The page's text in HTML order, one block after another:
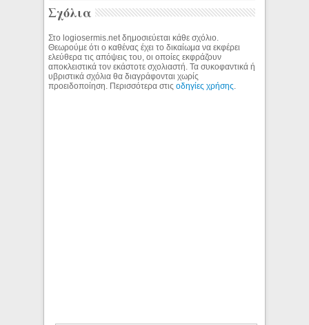
Σχόλια
Στο logiosermis.net δημοσιεύεται κάθε σχόλιο.
Θεωρούμε ότι ο καθένας έχει το δικαίωμα να εκφέρει
ελεύθερα τις απόψεις του, οι οποίες εκφράζουν
αποκλειστικά τον εκάστοτε σχολιαστή. Τα συκοφαντικά ή
υβριστικά σχόλια θα διαγράφονται χωρίς
προειδοποίηση. Περισσότερα στιςοδηγίες χρήσης